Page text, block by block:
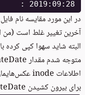
آخرین تغییر غلط است (من
البته شاید سهوا کپی
اطلاعات inode عکس‌هایمان را تصحیح کنیم.
برای بیرون کشیدن CreateDate از فرمت زیر کمک می‌گیریم: